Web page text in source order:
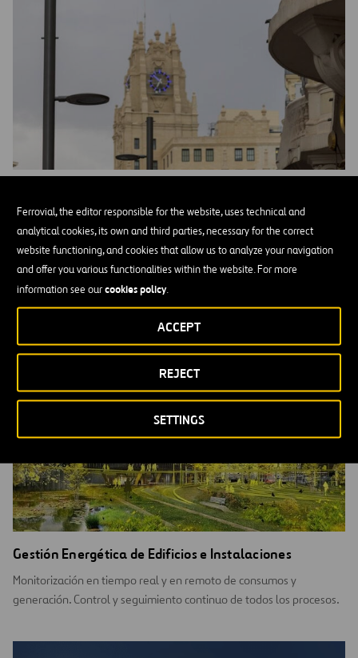
Ferrovial, the editor responsible for the website, uses technical and
analytical cookies, its own and third parties, necessary for the correct
website functioning, and cookies that allow us to analyze your navigation
and offer you various functionalities within the website. For more
information see ourcookies policy.
SETTINGS
REJECT
ACCEPT
Mantenimiento y telegestión de la instalación, ejecución de obras,
elaboración de planes directores, estudios de eficiencia energética
y proyectos.
Gestión Energética de Edificios e Instalaciones
Monitorización en tiempo real y en remoto de consumos y
generación. Control y seguimiento continuo de todos los procesos.